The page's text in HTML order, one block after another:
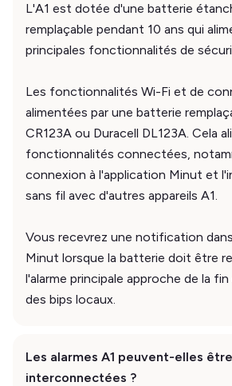
L'A1 est dotée d'une batterie
remplaçable pendant 10 ans qui
principales fonctionnalités de
Les fonctionnalités Wi-Fi et de
alimentées par une batterie
CR123A ou Duracell DL123A. Cela
fonctionnalités connectées,
connexion à l'application Minut et
sans fil avec d'autres appareils A1.
Vous recevrez une notification
Minut lorsque la batterie doit être
l'alarme principale approche de la
des bips locaux.
Les alarmes A1 peuvent-elles être
interconnectées ?